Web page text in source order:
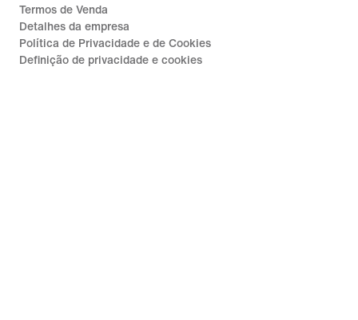
Termos de Venda
Detalhes da empresa
Política de Privacidade e de Cookies
Definição de privacidade e cookies